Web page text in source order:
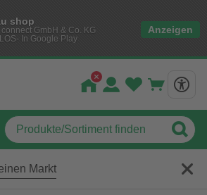
shop
GmbH & Co. KG
In Google Play
Anzeigen
Markt